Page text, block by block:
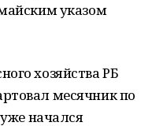
указом
хозяйства РБ
месячник по
начался